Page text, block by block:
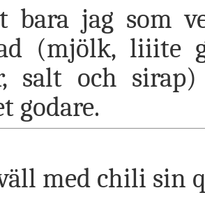
bara jag som
(mjölk, liiite
salt och
godare.
med chili sin